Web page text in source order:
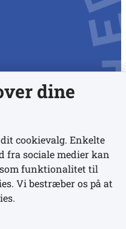
dine
cookievalg. Enkelte
fra sociale medier kan
funktionalitet til
Vi bestræber os på at